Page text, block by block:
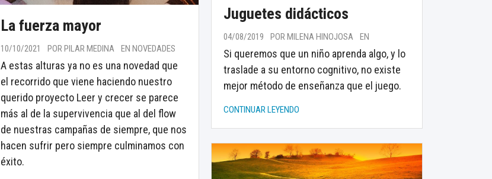
La fuerza mayor
10/10/2021 POR PILAR MEDINA EN NOVEDADES
A estas alturas ya no es una novedad que
el recorrido que viene haciendo nuestro
querido proyecto Leer y crecer se parece
más al de la supervivencia que al del flow
de nuestras campañas de siempre, que nos
hacen sufrir pero siempre culminamos con
éxito.
Juguetes didácticos
04/08/2019 POR MILENA HINOJOSA EN
Si queremos que un niño aprenda algo, y lo
traslade a su entorno cognitivo, no existe
mejor método de enseñanza que el juego.
CONTINUAR LEYENDO